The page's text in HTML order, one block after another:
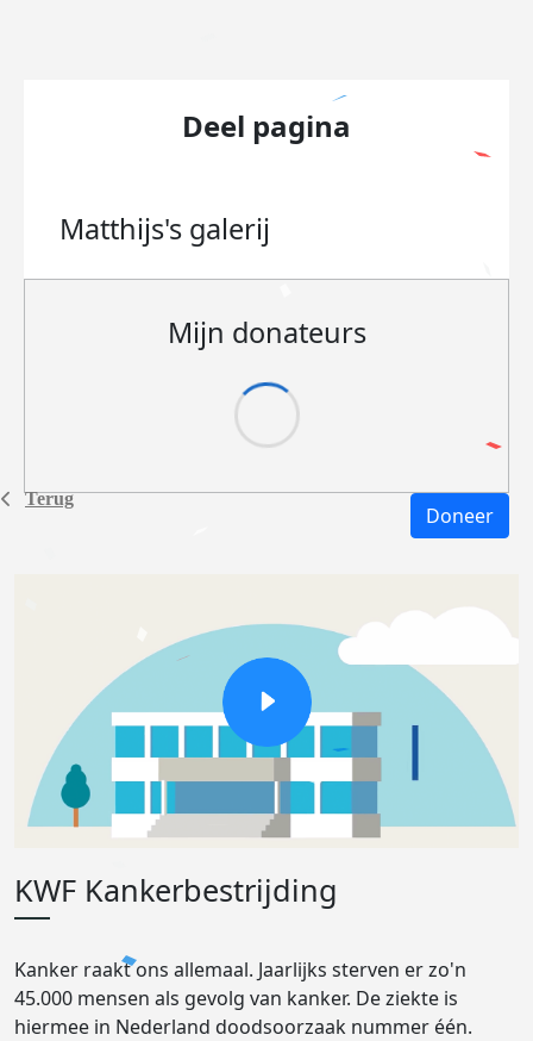
Terug
Deel pagina
Matthijs's galerij
Mijn donateurs
Doneer
KWF Kankerbestrijding
Kanker raakt ons allemaal. Jaarlijks sterven er zo'n
45.000 mensen als gevolg van kanker. De ziekte is
hiermee in Nederland doodsoorzaak nummer één.